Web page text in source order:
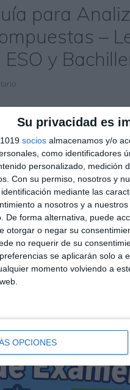
Su privacidad es
socios almacenamos y/o
como identificadores
personalizado, medición
Con su permiso, nosotros y
mediante las
a nosotros y a
De forma alternativa, puede
otorgar o negar su
no requerir de su
se aplicarán solo a
momento volviendo a
OPCIONES
para
–
y
y Literatura está diseñada
sintáctico mediante
el material facilita la
y compuestas,
,1º ESO,1º ESO Lengua,2º BACH
ESO Lengua ,4º ESO,4º ESO Lengua
agente complemento
indirecto
infografía educativa Lengua
coordinadas oraciones simples,
,SECUNDARIA ,sintagma nominal ,
sustantivas,sujeto y